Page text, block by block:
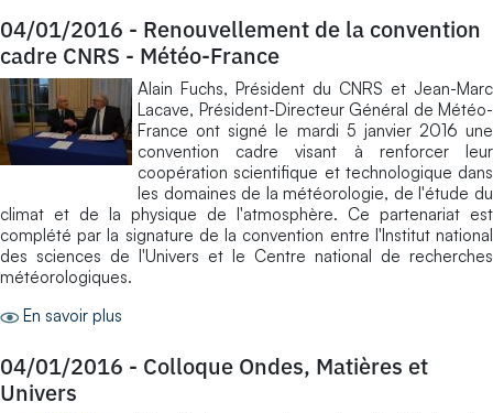
04/01/2016 - Renouvellement de la convention
cadre CNRS - Météo-France
Alain Fuchs, Président du CNRS et Jean-Marc
Lacave, Président-Directeur Général de Météo-
France ont signé le mardi 5 janvier 2016 une
convention cadre visant à renforcer leur
coopération scientifique et technologique dans
les domaines de la météorologie, de l'étude du
climat et de la physique de l'atmosphère. Ce partenariat est
complété par la signature de la convention entre l'Institut national
des sciences de l'Univers et le Centre national de recherches
météorologiques.
En savoir plus
04/01/2016 - Colloque Ondes, Matières et
Univers